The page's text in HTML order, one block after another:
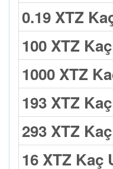
0.19 XTZ
100 XTZ
1000 XTZ
193 XTZ
293 XTZ
16 XTZ Kaç